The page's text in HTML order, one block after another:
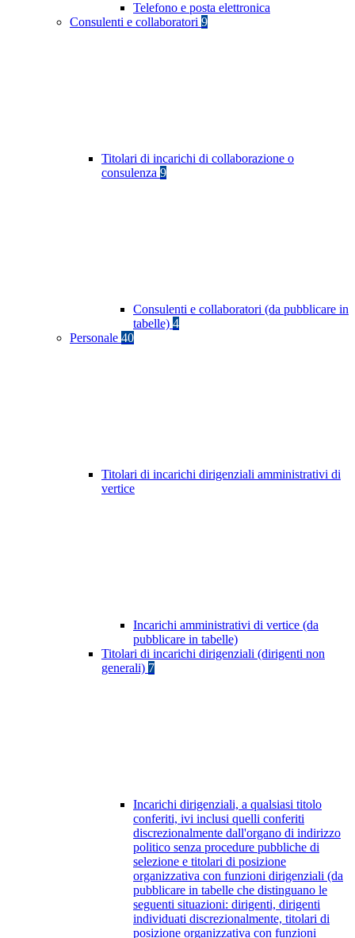
Telefono e posta elettronica
Consulenti e collaboratori 9
Titolari di incarichi di collaborazione o
consulenza 9
Consulenti e collaboratori (da pubblicare in
tabelle) 4
Personale 40
Titolari di incarichi dirigenziali amministrativi di
vertice
Incarichi amministrativi di vertice (da
pubblicare in tabelle)
Titolari di incarichi dirigenziali (dirigenti non
generali) 7
Incarichi dirigenziali, a qualsiasi titolo
conferiti, ivi inclusi quelli conferiti
discrezionalmente dall'organo di indirizzo
politico senza procedure pubbliche di
selezione e titolari di posizione
organizzativa con funzioni dirigenziali (da
pubblicare in tabelle che distinguano le
seguenti situazioni: dirigenti, dirigenti
individuati discrezionalmente, titolari di
posizione organizzativa con funzioni